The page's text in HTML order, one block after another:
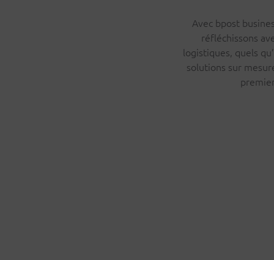
Avec bpost
réfléchissons
logistiques, quels
solutions sur